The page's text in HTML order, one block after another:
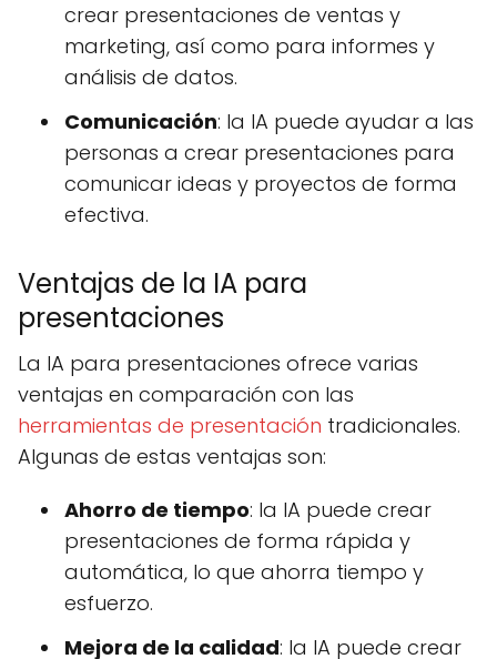
crear presentaciones de ventas y
marketing, así como para informes y
análisis de datos.
Comunicación: la IA puede ayudar a las
personas a crear presentaciones para
comunicar ideas y proyectos de forma
efectiva.
Ventajas de la IA para
presentaciones
La IA para presentaciones ofrece varias
ventajas en comparación con las
herramientas de presentación tradicionales.
Algunas de estas ventajas son:
Ahorro de tiempo: la IA puede crear
presentaciones de forma rápida y
automática, lo que ahorra tiempo y
esfuerzo.
Mejora de la calidad: la IA puede crear